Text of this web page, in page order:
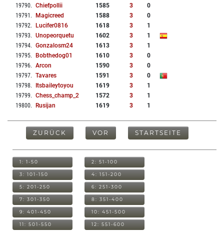
19790. Chiefpollii 1585 3
0
19791 . Magicreed 1588 3
0
19792. Lucifer0816 1618 3
1
19793. Unopeorquetu 1602 3
1
19794. Gonzalosm24 1613 3
1
19795. Bobthedog01 1610 3
0
19796. Arcon 1590 3
0
19797. Tavares 1591 3
0
19798. Itsbaileytoyou 1619 3
1
19799. Chess_champ_2 1572 3
1
19800. Rusijan 1619 3 1
ZURÜCK VOR STARTSEITE
1: 1-50 2: 51-100
3: 101-150 4: 151-200
5: 201-250 6: 251-300
7: 301-350 8: 351-400
9: 401-450 10: 451-500
11: 501-550 12: 551-600